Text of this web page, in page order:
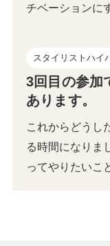
チベーションに
スタイリストハイ
3回目の参加
あります。
これからどうし
る時間になりま
ってやりたいこ